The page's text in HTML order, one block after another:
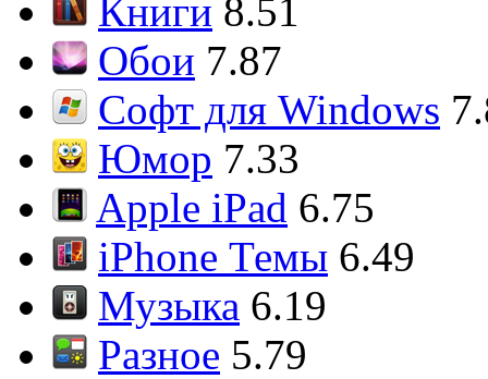
Книги 8.51
Обои 7.87
Софт для Windows
Юмор 7.33
Apple iPad 6.75
iPhone Темы 6.49
Музыка 6.19
Разное 5.79